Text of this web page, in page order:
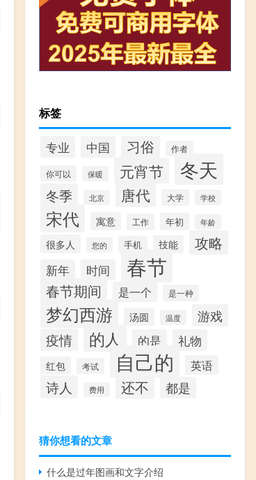
标签
专业 中国 习俗 作者
你可以 保暖 元宵节 冬天
冬季 北京 唐代 大学 学校
宋代 寓意 工作 年初 年龄
很多人 您的 手机 技能 攻略
新年 时间 春节
春节期间 是一个 是一种
梦幻西游 汤圆 温度
游戏
疫情
的人 的是 礼物
红包 考试 自己的 英语
诗人 费用 还不 都是
猜你想看的文章
什么是过年图画和文字介绍